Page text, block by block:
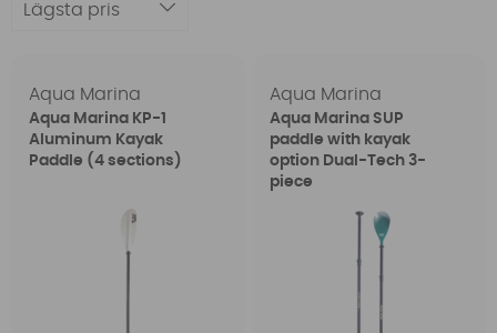
Lägsta pris
Aqua Marina
Aqua Marina KP-1
Aluminum Kayak
Paddle (4 sections)
Aqua Marina
Aqua Marina SUP
paddle with kayak
option Dual-Tech 3-
piece